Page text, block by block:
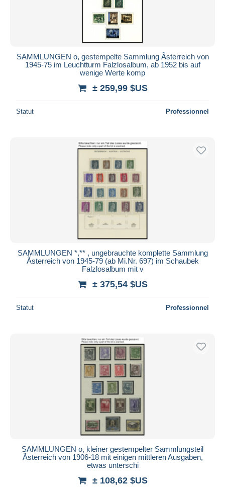
SAMMLUNGEN o, gestempelte Sammlung Ãsterreich von
1945-75 im Leuchtturm Falzlosalbum, ab 1952 bis auf
wenige Werte komp
± 259,99 $US
Statut Professionnel
SAMMLUNGEN *,** , ungebrauchte komplette Sammlung
Ãsterreich von 1945-79 (ab Mi.Nr. 697) im Schaubek
Falzlosalbum mit v
± 375,54 $US
Statut Professionnel
SAMMLUNGEN o, kleiner gestempelter Sammlungsteil
Ãsterreich von 1906-18 mit einigen mittleren Ausgaben,
etwas unterschi
± 108,62 $US